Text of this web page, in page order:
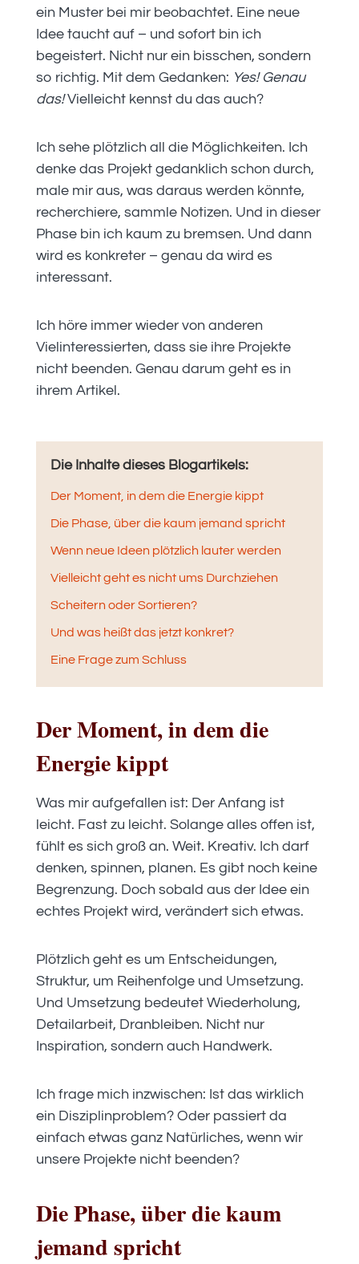
ein Muster bei mir beobachtet. Eine neue
Idee taucht auf – und sofort bin ich
begeistert. Nicht nur ein bisschen, sondern
so richtig. Mit dem Gedanken: Yes! Genau
das!Vielleicht kennst du das auch?
Ich sehe plötzlich all die Möglichkeiten. Ich
denke das Projekt gedanklich schon durch,
male mir aus, was daraus werden könnte,
recherchiere, sammle Notizen. Und in dieser
Phase bin ich kaum zu bremsen. Und dann
wird es konkreter – genau da wird es
interessant.
Ich höre immer wieder von anderen
Vielinteressierten, dass sie ihre Projekte
nicht beenden. Genau darum geht es in
ihrem Artikel.
Die Inhalte dieses Blogartikels:
Der Moment, in dem die Energie kippt
Die Phase, über die kaum jemand spricht
Wenn neue Ideen plötzlich lauter werden
Vielleicht geht es nicht ums Durchziehen
Scheitern oder Sortieren?
Und was heißt das jetzt konkret?
Eine Frage zum Schluss
Der Moment, in dem die
Energie kippt
Was mir aufgefallen ist: Der Anfang ist
leicht. Fast zu leicht. Solange alles offen ist,
fühlt es sich groß an. Weit. Kreativ. Ich darf
denken, spinnen, planen. Es gibt noch keine
Begrenzung. Doch sobald aus der Idee ein
echtes Projekt wird, verändert sich etwas.
Plötzlich geht es um Entscheidungen,
Struktur, um Reihenfolge und Umsetzung.
Und Umsetzung bedeutet Wiederholung,
Detailarbeit, Dranbleiben. Nicht nur
Inspiration, sondern auch Handwerk.
Ich frage mich inzwischen: Ist das wirklich
ein Disziplinproblem? Oder passiert da
einfach etwas ganz Natürliches, wenn wir
unsere Projekte nicht beenden?
Die Phase, über die kaum
jemand spricht